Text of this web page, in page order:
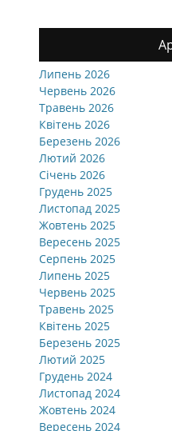
Липень 2026
Червень 2026
Травень 2026
Квітень 2026
Березень 2026
Лютий 2026
Січень 2026
Грудень 2025
Листопад 2025
Жовтень 2025
Вересень 2025
Серпень 2025
Липень 2025
Червень 2025
Травень 2025
Квітень 2025
Березень 2025
Лютий 2025
Грудень 2024
Листопад 2024
Жовтень 2024
Вересень 2024